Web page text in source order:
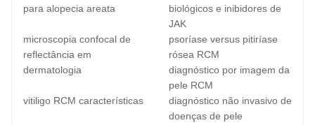
para alopecia areata
biológicos e inibidores de
JAK
microscopia confocal de
reflectância em
dermatologia
psoríase versus pitiríase
rósea RCM
diagnóstico por imagem da
pele RCM
vitiligo RCM características
diagnóstico não invasivo de
doenças de pele